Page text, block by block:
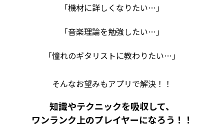
「機材に詳しくなりたい…」
「音楽理論を勉強したい…」
「憧れのギタリストに教わりたい…」
そんなお望みもアプリで解決！！
知識やテクニックを吸収して、
ワンランク上のプレイヤーになろう！！